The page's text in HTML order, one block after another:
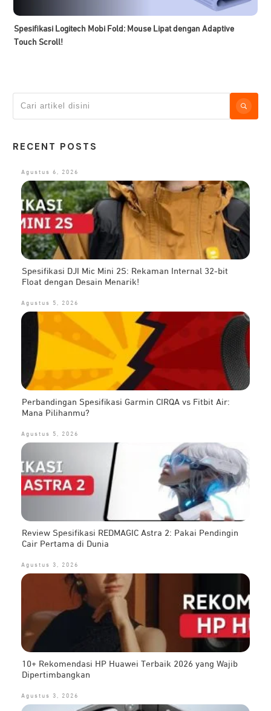
Spesifikasi Logitech Mobi Fold: Mouse Lipat dengan Adaptive
Touch Scroll!
RECENT POSTS
Agustus 6, 2026
Spesifikasi DJI Mic Mini 2S: Rekaman Internal 32-bit
Float dengan Desain Menarik!
Agustus 5, 2026
Perbandingan Spesifikasi Garmin CIRQA vs Fitbit Air:
Mana Pilihanmu?
Agustus 5, 2026
Review Spesifikasi REDMAGIC Astra 2: Pakai Pendingin
Cair Pertama di Dunia
Agustus 3, 2026
10+ Rekomendasi HP Huawei Terbaik 2026 yang Wajib
Dipertimbangkan
Agustus 3, 2026